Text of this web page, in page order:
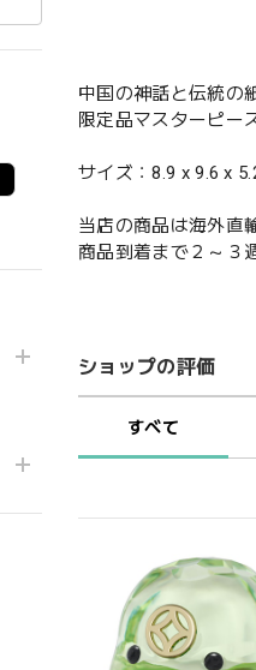
中国の神話と伝統の
限定品マスターピー
サイズ：8.9 x 9.6 x
当店の商品は海外直
商品到着まで２～３
ショップの評価
すべて